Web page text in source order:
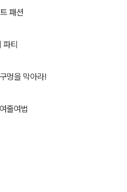
패션
티
멍을 막아라!
줄여법